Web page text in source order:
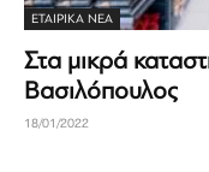
ΕΤΑΙΡΙΚΆ ΝΈΑ
Στα μικρά
Βασιλόπουλος
18/01/2022